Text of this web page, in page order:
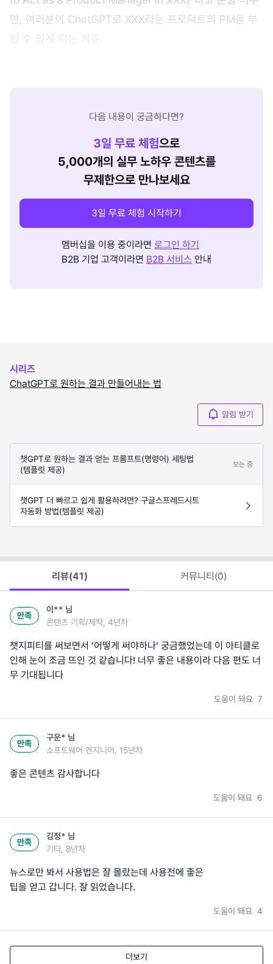
면, 여러분이 ChatGPT로 XXX라는 프로덕트의 PM을 부
릴 수 있게 되는 거죠.
다음 내용이 궁금하다면?
3일 무료 체험으로
5,000개의 실무 노하우 콘텐츠를
무제한으로 만나보세요
3일 무료 체험 시작하기
멤버십을 이용 중이라면 로그인 하기
B2B 기업 고객이라면 B2B 서비스 안내
시리즈
ChatGPT로 원하는 결과 만들어내는 법
알림 받기
챗GPT로 원하는 결과 얻는 프롬프트(명령어) 세팅법
(템플릿 제공)
보는 중
챗GPT 더 빠르고 쉽게 활용하려면? 구글스프레드시트
자동화 방법(템플릿 제공)
리뷰(41) 커뮤니티(0)
만족
이** 님
콘텐츠 기획/제작, 4년차
챗지피티를 써보면서 ’어떻게 써야하나‘ 궁금했었는데 이 아티클로
인해 눈이 조금 뜨인 것 같습니다! 너무 좋은 내용이라 다음 편도 너
무 기대됩니다
도움이 돼요 7
만족
구운* 님
소프트웨어 엔지니어, 15년차
좋은 콘텐츠 감사합니다
도움이 돼요 6
만족
김정* 님
기타, 8년차
뉴스로만 봐서 사용법은 잘 몰랐는데 사용전에 좋은
팁을 얻고 갑니다. 잘 읽었습니다.
도움이 돼요 4
더보기